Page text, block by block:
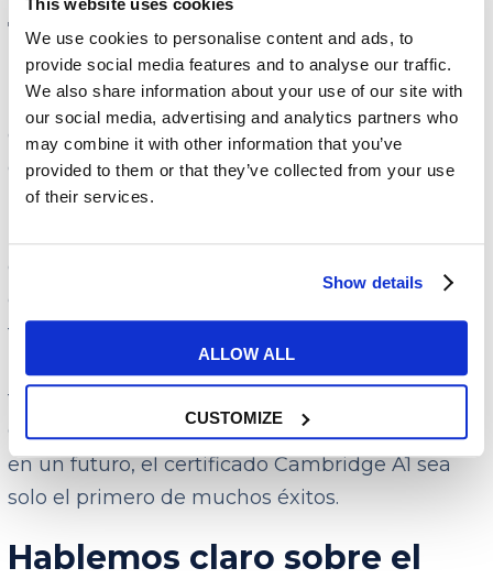
We use cookies to personalise content and ads, to
provide social media features and to analyse our traffic.
We also share information about your use of our site with
our social media, advertising and analytics partners who
may combine it with other information that you’ve
provided to them or that they’ve collected from your use
of their services.
Show details
ALLOW ALL
CUSTOMIZE
tuyo?
Elegir dónde invertir tu tiempo y tu dinero es
importante. Si te planteas apuntarte a un curso
de inglés A1, lo primero es saber si este nivel
encaja contigo. Es tu punto de partida ideal si
no sabes nada de inglés o si lo que sabes es tan
completa. Al venir a vernos, nuestros
consultores te harán una prueba de nivel muy
tranquila para confirmar que este es tu peldaño.
No queremos que te aburras porque es muy
fácil ni que te agobies porque es muy difícil.
Queremos que aprendas de verdad para que,
en un futuro, el certificado Cambridge A1 sea
solo el primero de muchos éxitos.
Hablemos claro sobre el